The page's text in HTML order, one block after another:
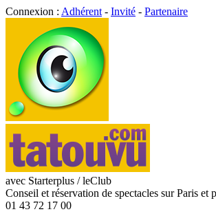
Connexion : Adhérent - Invité - Partenaire
avec Starterplus / leClub
Conseil et réservation de spectacles sur Paris et
01 43 72 17 00